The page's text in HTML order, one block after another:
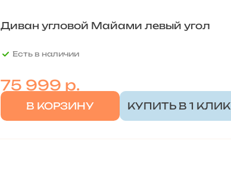
Диван угловой Майами левый угол
Есть в наличии
75 999 р.
В КОРЗИНУ КУПИТЬ В 1 КЛИК